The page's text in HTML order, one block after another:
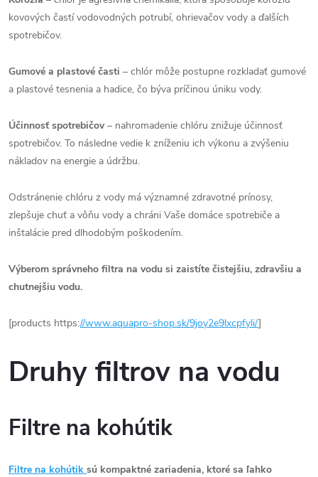
kovových častí vodovodných potrubí, ohrievačov vody a ďalších
spotrebičov.
Gumové a plastové časti – chlór môže postupne rozkladať gumové
a plastové tesnenia a hadice, čo býva príčinou úniku vody.
Účinnosť spotrebičov– nahromadenie chlóru znižuje účinnosť
spotrebičov. To následne vedie k zníženiu ich výkonu a zvýšeniu
nákladov na energie a údržbu.
Odstránenie chlóru z vody má významné zdravotné prínosy,
zlepšuje chuť a vôňu vody a chráni Vaše domáce spotrebiče a
inštalácie pred dlhodobým poškodením.
Výberom správneho filtra na vodu si zaistíte čistejšiu, zdravšiu a
chutnejšiu vodu.
[products https://www.aquapro-shop.sk/9joy2e9lxcpfyli/]
Druhy filtrov na vodu
Filtre na kohútik
Filtre na kohútik sú kompaktné zariadenia, ktoré sa ľahko